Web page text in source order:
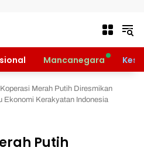
Mancanegara
Merah Putih Diresmikan
Ekonomi Kerakyatan Indonesia
Putih